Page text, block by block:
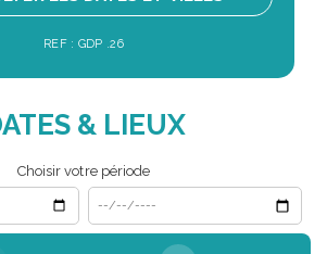
REF : GDP .26
& LIEUX
Choisir votre période
Date de début
Date de fin